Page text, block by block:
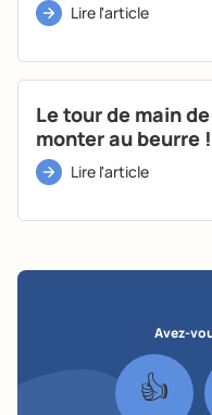
Lire l'article
Le tour de main
monter au beurre !
Lire l'article
Avez-
👍